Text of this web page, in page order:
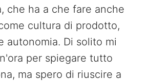
che ha a che fare anche
cultura di prodotto,
autonomia. Di solito mi
per spiegare tutto
ma spero di riuscire a